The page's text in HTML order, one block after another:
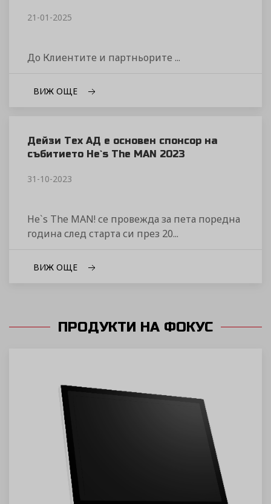
21-01-2025
До Клиентите и партньорите ...
ВИЖ ОЩЕ
Дейзи Тех АД е основен спонсор на
събитието He`s The MAN 2023
31-10-2023
He`s The MAN! се провежда за пета поредна
година след старта си през 20...
ВИЖ ОЩЕ
ПРОДУКТИ НА ФОКУС